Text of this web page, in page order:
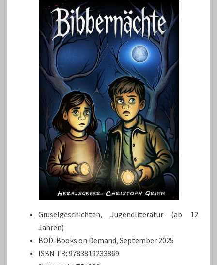
Gruselgeschichten, Jugendliteratur (ab 12
Jahren)
BOD-Books on Demand, September 2025
ISBN TB: 9783819233869